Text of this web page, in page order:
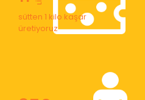
sütten 1 kilo kaşar
üretiyoruz